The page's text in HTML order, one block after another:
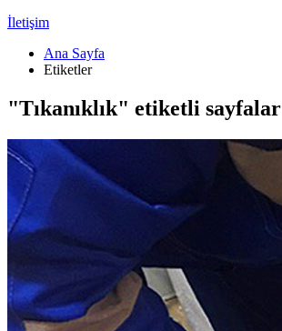
İletişim
Ana Sayfa
Etiketler
"Tıkanıklık" etiketli sayfalar